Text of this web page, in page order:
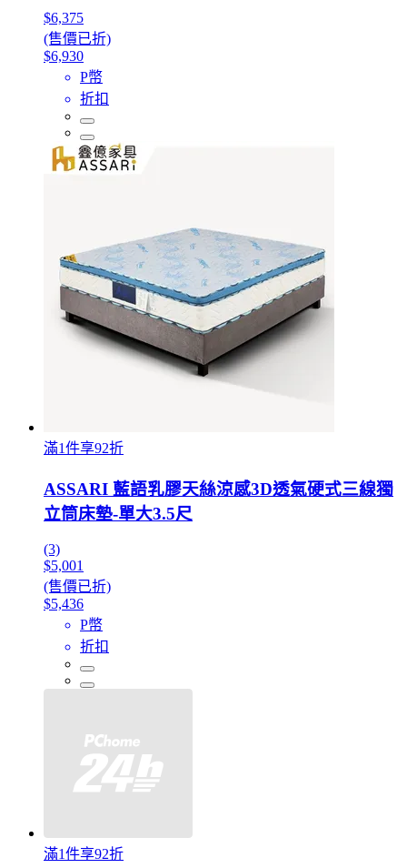
$6,375
(售價已折)
$6,930
P幣
折扣
滿1件享92折
ASSARI 藍語乳膠天絲涼感3D透氣硬式三線獨
立筒床墊-單大3.5尺
(3)
$5,001
(售價已折)
$5,436
P幣
折扣
滿1件享92折